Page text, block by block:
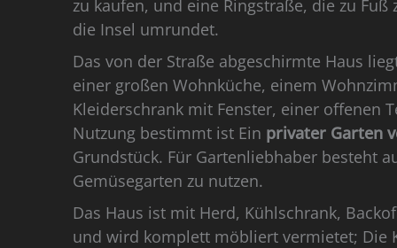
zu kaufen, und eine Ringstraße, die zu
die Insel umrundet.
Das von der Straße abgeschirmte Haus
einer großen Wohnküche, einem
Kleiderschrank mit Fenster, einer offenen
Nutzung bestimmt ist Ein privater Garten
Grundstück. Für Gartenliebhaber besteht
Gemüsegarten zu nutzen.
Das Haus ist mit Herd, Kühlschrank,
und wird komplett möbliert vermietet;